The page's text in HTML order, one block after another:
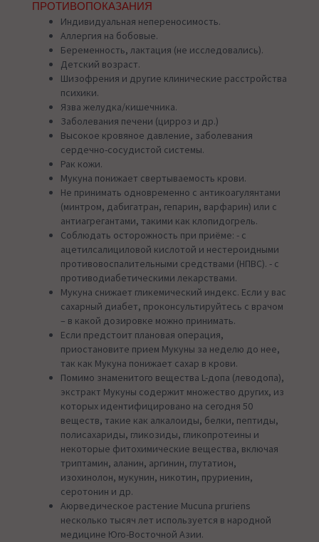
ПРОТИВОПОКАЗАНИЯ
Индивидуальная непереносимость.
Аллергия на бобовые.
Беременность, лактация (не исследовались).
Детский возраст.
Шизофрения и другие клинические расстройства
психики.
Язва желудка/кишечника.
Заболевания печени (цирроз и др.)
Высокое кровяное давление, заболевания
сердечно-сосудистой системы.
Рак кожи.
Мукуна понижает свертываемость крови.
Не принимать одновременно с антикоагулянтами
(минтром, дабигатран, гепарин, варфарин) или с
антиагрегантами, такими как клопидогрель.
Соблюдать осторожность при приёме: - с
ацетилсалициловой кислотой и нестероидными
противовоспалительными средствами (НПВС). - с
противодиабетическими лекарствами.
Мукуна снижает гликемический индекс. Если у вас
сахарный диабет, проконсультируйтесь с врачом
– в какой дозировке можно принимать.
Если предстоит плановая операция,
приостановите прием Мукуны за неделю до нее,
так как Мукуна понижает сахар в крови.
Помимо знаменитого вещества L-допа (леводопа),
экстракт Мукуны содержит множество других, из
которых идентифицировано на сегодня 50
веществ, такие как алкалоиды, белки, пептиды,
полисахариды, гликозиды, гликопротеины и
некоторые фитохимические вещества, включая
триптамин, аланин, аргинин, глутатион,
изохинолон, мукунин, никотин, пруриенин,
серотонин и др.
Аюрведическое растение Mucuna pruriens
несколько тысяч лет используется в народной
медицине Юго-Восточной Азии.